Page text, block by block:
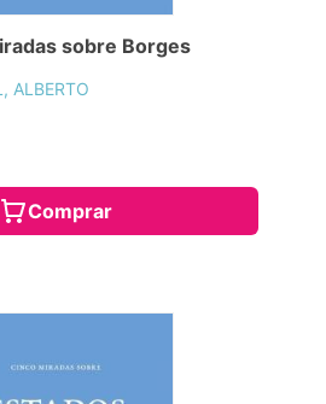
sobre Borges
ALBERTO
Comprar